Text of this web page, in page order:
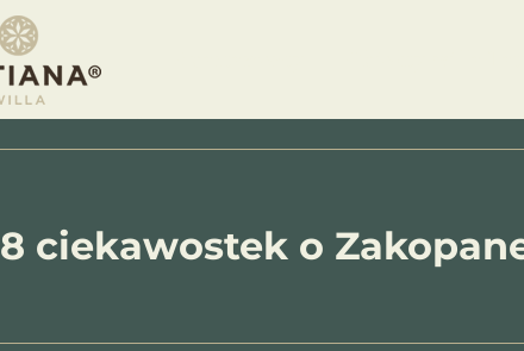
8 ciekawostek o